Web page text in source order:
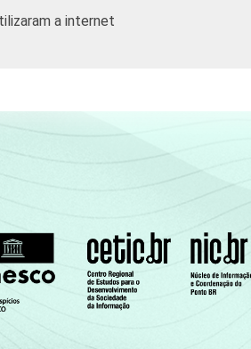
47
70
a internet